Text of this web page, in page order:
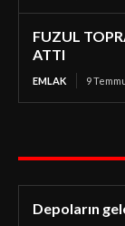
FUZUL
ATTI
EMLAK 9
Depoların